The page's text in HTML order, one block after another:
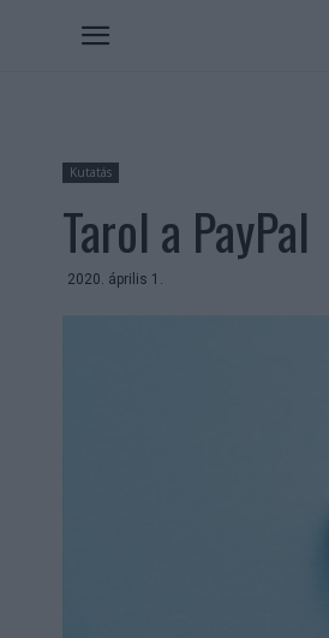
Kutatás
Tarol a PayPal
2020. április 1.